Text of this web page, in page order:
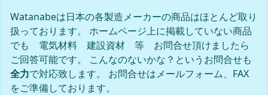
Watanabeは日本の各製造メーカーの商品はほとんど取り
扱っております。 ホームページ上に掲載していない商品
でも 電気材料 建設資材 等 お問合せ頂けましたら
ご回答可能です。 こんなのないかな？というお問合せも
全力で対応致します。 お問合せはメールフォーム、FAX
をご準備しております。